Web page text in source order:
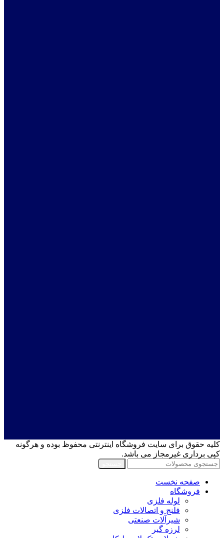
کلیه حقوق برای سایت فروشگاه اینترنتی محفوظ بوده و هرگونه
کپی برداری غیرمجاز می باشد.
صفحه نخست
فروشگاه
لوله فلزی
فلنج و اتصالات فلزی
شیرآلات صنعتی
لرزه گیر